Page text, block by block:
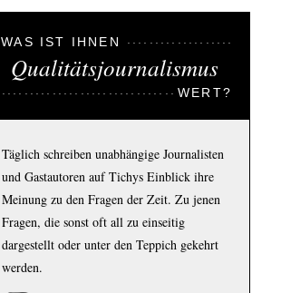
WAS IST IHNEN
Qualitätsjournalismus
WERT?
Täglich schreiben unabhängige Journalisten
und Gastautoren auf Tichys Einblick ihre
Meinung zu den Fragen der Zeit. Zu jenen
Fragen, die sonst oft all zu einseitig
dargestellt oder unter den Teppich gekehrt
werden.